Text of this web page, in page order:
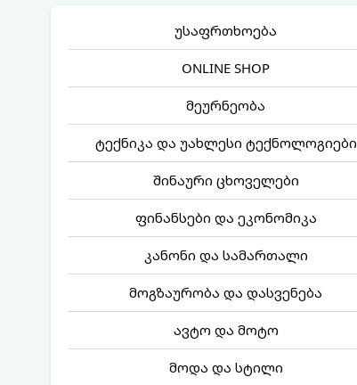
უსაფრთხოება
ONLINE SHOP
მეურნეობა
ტექნიკა და უახლესი ტექნოლოგიები
შინაური ცხოველები
ფინანსები და ეკონომიკა
კანონი და სამართალი
მოგზაურობა და დასვენება
ავტო და მოტო
მოდა და სტილი